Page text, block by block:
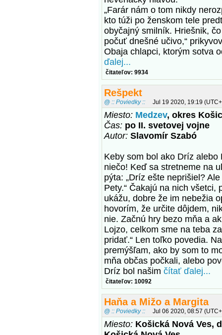
„Farár nám o tom nikdy
kto túži po ženskom tele
obyčajný smilník. Hriešnik,
počuť dnešné učivo,“
Obaja chlapci, ktorým sotva
ďalej...
čitateľov: 9934
Rešpekt
@ :: Poviedky :: Jul 19 2020, 19:19
Miesto: Medzev, okres
Čas: po II. svetovej vojne
Autor: Slavomír Szabó
Keby som bol ako Dríz alebo
niečo! Keď sa stretneme na
pýta: „Dríz ešte neprišiel?
Pety.“ Čakajú na nich
ukážu, dobre že im nebežia
hovorím, že určite dôjdem,
nie. Začnú hry bezo mňa a
Lojzo, celkom sme na teba
pridať.“ Len toľko povedia.
premýšľam, ako by som to
mňa občas počkali, alebo
Dríz bol našim čítať ďalej...
čitateľov: 10092
Haňa a Mižo a Margita
@ :: Poviedky :: Jul 06 2020, 08:57
Miesto: Košická Nová Ves,